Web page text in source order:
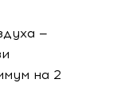
—
на 2